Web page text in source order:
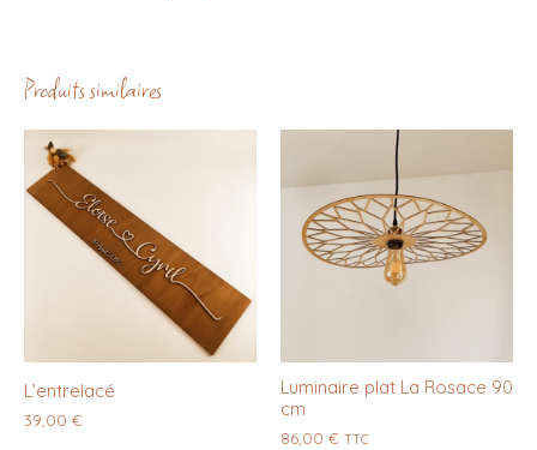
Produits similaires
L’entrelacé
39,00 €
Luminaire plat La Rosace 90
cm
86,00 € TTC